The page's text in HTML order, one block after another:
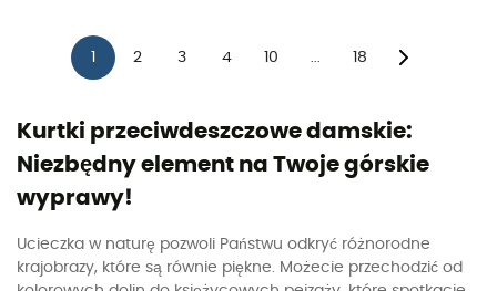
2 3 4 10 18
Kurtki przeciwdeszczowe damskie:
Niezbędny element na Twoje górskie
wyprawy!
Ucieczka w naturę pozwoli Państwu odkryć różnorodne
krajobrazy, które są równie piękne. Możecie przechodzić od